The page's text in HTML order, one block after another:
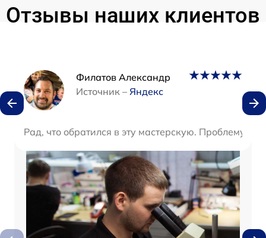
Отзывы наших клиентов
Филатов Александр
Источник – Яндекс
Рад, что обратился в эту мастерскую. Проблему
Наши мастера